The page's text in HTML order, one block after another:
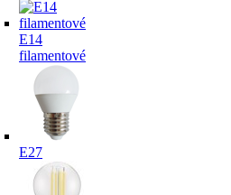
E14
filamentové
E27